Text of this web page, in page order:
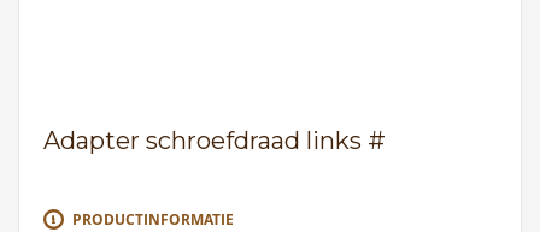
Adapter schroefdraad links #
PRODUCTINFORMATIE